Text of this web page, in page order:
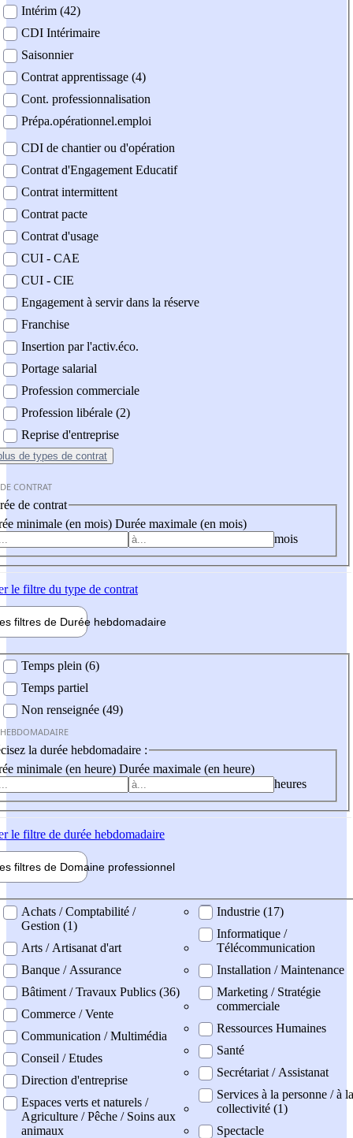
Intérim (42)
CDI Intérimaire
Saisonnier
Contrat apprentissage (4)
Cont. professionnalisation
Prépa.opérationnel.emploi
CDI de chantier ou d'opération
Contrat d'Engagement Educatif
Contrat intermittent
Contrat pacte
Contrat d'usage
CUI - CAE
CUI - CIE
Engagement à servir dans la réserve
Franchise
Insertion par l'activ.éco.
Portage salarial
Profession commerciale
Profession libérale (2)
Reprise d'entreprise
de types de contrat
CONTRAT
de contrat
minimale (en mois) Durée maximale (en mois)
mois
le filtre du type de contrat
filtres de Durée hebdomadaire
Temps plein (6)
Temps partiel
Non renseignée (49)
la durée hebdomadaire :
minimale (en heure) Durée maximale (en heure)
heures
le filtre de durée hebdomadaire
filtres de Domaine professionnel
professionel
Achats / Comptabilité /
Gestion (1)
Arts / Artisanat d'art
Banque / Assurance
Bâtiment / Travaux Publics (36)
Commerce / Vente
Communication / Multimédia
Conseil / Etudes
Direction d'entreprise
Espaces verts et naturels /
Agriculture / Pêche / Soins aux
animaux
Industrie (17)
Informatique /
Télécommunication
Installation / Maintenance
Marketing / Stratégie
commerciale
Ressources Humaines
Santé
Secrétariat / Assistanat
Services à la personne / à la
collectivité (1)
Spectacle